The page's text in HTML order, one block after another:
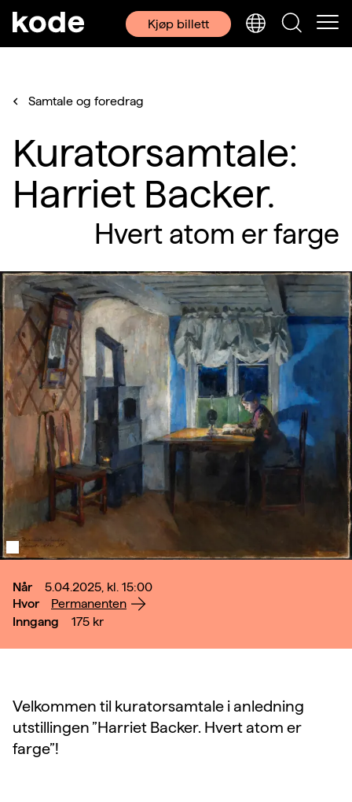
Kjøp billett
Samtale og foredrag
Kuratorsamtale:
Harriet Backer.
Hvert atom er farge
Når
5.04.2025, kl. 15:00
Hvor
Permanenten
Inngang
175 kr
Velkommen til kuratorsamtale i anledning
utstillingen ”Harriet Backer. Hvert atom er
farge”!